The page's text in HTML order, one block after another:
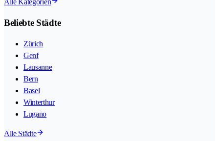
Alle Kategorien
Beliebte Städte
Zürich
Genf
Lausanne
Bern
Basel
Winterthur
Lugano
Alle Städte